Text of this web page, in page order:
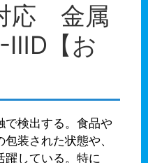
応 金属
【お
で検出する。食品や
装された状態や、
躍している。特に